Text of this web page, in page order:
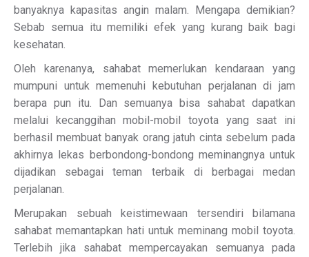
banyaknya kapasitas angin malam. Mengapa demikian?
Sebab semua itu memiliki efek yang kurang baik bagi
kesehatan.
Oleh karenanya, sahabat memerlukan kendaraan yang
mumpuni untuk memenuhi kebutuhan perjalanan di jam
berapa pun itu. Dan semuanya bisa sahabat dapatkan
melalui kecanggihan mobil-mobil toyota yang saat ini
berhasil membuat banyak orang jatuh cinta sebelum pada
akhirnya lekas berbondong-bondong meminangnya untuk
dijadikan sebagai teman terbaik di berbagai medan
perjalanan.
Merupakan sebuah keistimewaan tersendiri bilamana
sahabat memantapkan hati untuk meminang mobil toyota.
Terlebih jika sahabat mempercayakan semuanya pada